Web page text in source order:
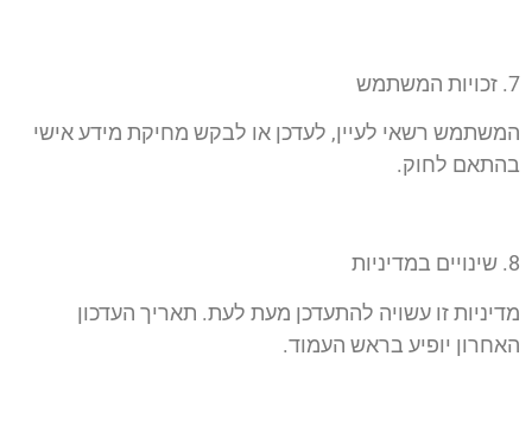
7.⁠ ⁠זכויות המשתמש
המשתמש רשאי לעיין, לעדכן או לבקש מחיקת מידע אישי
בהתאם לחוק.
8.⁠ ⁠שינויים במדיניות
מדיניות זו עשויה להתעדכן מעת לעת. תאריך העדכון
האחרון יופיע בראש העמוד.